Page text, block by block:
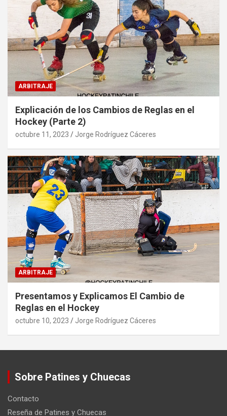
ARBITRAJE
Explicación de los Cambios de Reglas en el
Hockey (Parte 2)
octubre 11, 2023 Jorge Rodríguez Cáceres
ARBITRAJE
Presentamos y Explicamos El Cambio de
Reglas en el Hockey
octubre 10, 2023 Jorge Rodríguez Cáceres
Sobre Patines y Chuecas
Contacto
Reseña de Patines y Chuecas